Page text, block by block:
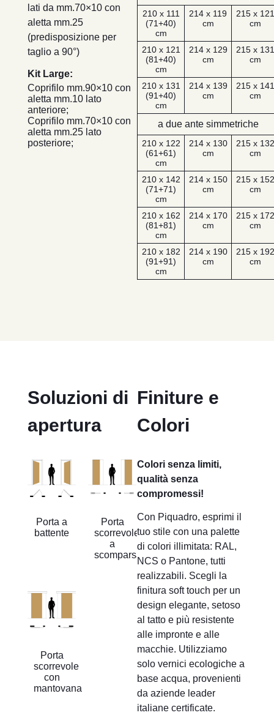
210 x 111
(71+40)
cm
214 x 119
cm
215 x
cm
210 x 121
(81+40)
cm
214 x 129
cm
215 x
cm
210 x 131
(91+40)
cm
214 x 139
cm
215 x
cm
a due ante simmetriche
210 x 122
(61+61)
cm
214 x 130
cm
215 x
cm
210 x 142
(71+71)
cm
214 x 150
cm
215 x
cm
210 x 162
(81+81)
cm
214 x 170
cm
215 x
cm
210 x 182
(91+91)
cm
214 x 190
cm
215 x
cm
lati da mm.70×10 con
aletta mm.25
(predisposizione per
taglio a 90°)
Kit Large:
Coprifilo mm.90×10 con
aletta mm.10 lato
anteriore;
Coprifilo mm.70×10 con
aletta mm.25 lato
posteriore;
Soluzioni di
apertura
Porta a
battente
Porta
scorrevole
a
scomparsa
Porta
scorrevole
con
mantovana
Finiture e
Colori
Colori senza limiti,
qualità senza
compromessi!
Con Piquadro, esprimi il
tuo stile con una palette
di colori illimitata: RAL,
NCS o Pantone, tutti
realizzabili. Scegli la
finitura soft touch per un
design elegante, setoso
al tatto e più resistente
alle impronte e alle
macchie. Utilizziamo
solo vernici ecologiche a
base acqua, provenienti
da aziende leader
italiane certificate.